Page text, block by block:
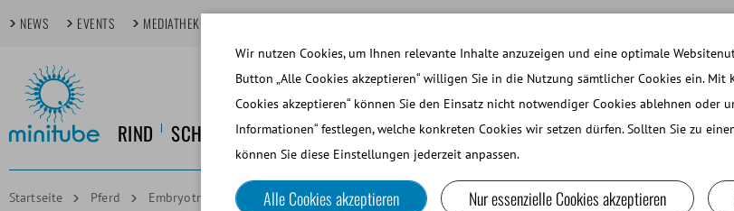
NEWS EVENTS MEDIATHEK
RIND SCHWEIN PFERD HUND KLEINE WIEDERKÄUER UND KAMELIDE
Startseite Pferd Embryotransfer und Oozytengewinnung/OPU/TVA Embryo-Spülkatheter CH 36
Wir nutzen Cookies, um Ihnen relevante Inhalte anzuzeigen und eine optimale
Button „Alle Cookies akzeptieren“ willigen Sie in die Nutzung sämtlicher Cookies ein. Mit
Cookies akzeptieren“ können Sie den Einsatz nicht notwendiger Cookies ablehnen oder
Informationen“ festlegen, welche konkreten Cookies wir setzen dürfen. Sollten Sie zu
können Sie diese Einstellungen jederzeit anpassen.
Alle Cookies akzeptieren Nur essenzielle Cookies akzeptieren